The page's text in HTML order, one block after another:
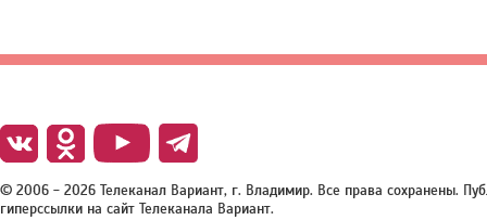
© 2006 - 2026 Телеканал Вариант, г. Владимир. Все права сохранены.
гиперссылки на сайт Телеканала Вариант.